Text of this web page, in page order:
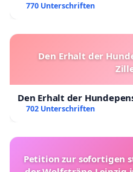
770 Unterschriften
Den Erhalt der
Den Erhalt der
702 Unterschriften
Petition zur sofortigen